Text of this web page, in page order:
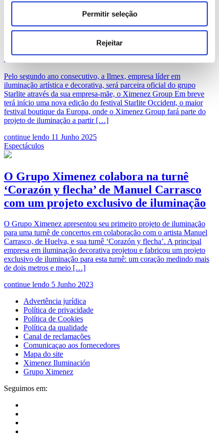
Permitir seleção
Rejeitar
A Ilmex vai iluminar o Starlite Occident
por mais um ano
Pelo segundo ano consecutivo, a Ilmex, empresa líder em
iluminação artística e decorativa, será parceira oficial do grupo
Starlite através da sua empresa-mãe, o Ximenez Group Em breve
terá início uma nova edição do festival Starlite Occident, o maior
festival boutique da Europa, onde o Ximenez Group fará parte do
projeto de iluminação a partir […]
continue lendo 11 Junho 2025
Espectáculos
O Grupo Ximenez colabora na turnê
‘Corazón y flecha’ de Manuel Carrasco
com um projeto exclusivo de iluminação
O Grupo Ximenez apresentou seu primeiro projeto de iluminação
para uma turnê de concertos em colaboração com o artista Manuel
Carrasco, de Huelva, e sua turnê ‘Corazón y flecha’. A principal
empresa em iluminação decorativa projetou e fabricou um projeto
exclusivo de iluminação para esta turnê: um coração medindo mais
de dois metros e meio […]
continue lendo 5 Junho 2023
Advertência jurídica
Política de privacidade
Política de Cookies
Política da qualidade
Canal de reclamações
Comunicaçao aos fornecedores
Mapa do site
Ximenez Iluminación
Grupo Ximenez
Seguimos em: